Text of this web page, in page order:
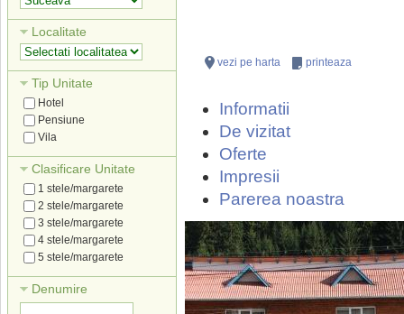
Localitate
Tip Unitate
Hotel
Pensiune
Vila
Clasificare Unitate
1 stele/margarete
2 stele/margarete
3 stele/margarete
4 stele/margarete
5 stele/margarete
Denumire
vezi pe harta printeaza
Informatii
De vizitat
Oferte
Impresii
Parerea noastra